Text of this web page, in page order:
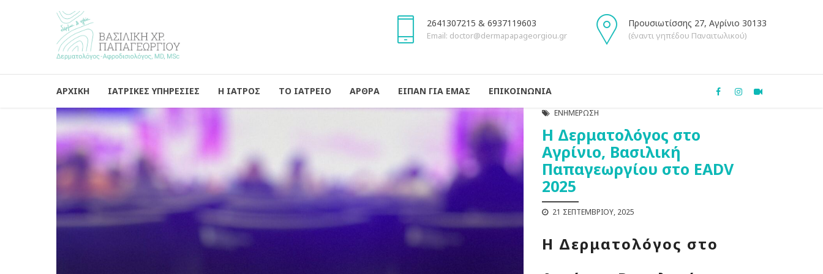
2641307215 & 6937119603
Email: doctor@dermapapageorgiou.gr
Προυσιωτίσσης 27, Αγρίνιο 30133
(έναντι γηπέδου Παναιτωλικού)
ΑΡΧΙΚΗ ΙΑΤΡΙΚΕΣ ΥΠΗΡΕΣΙΕΣ Η ΙΑΤΡΟΣ ΤΟ ΙΑΤΡΕΙΟ ΑΡΘΡΑ ΕΙΠΑΝ ΓΙΑ ΕΜΑΣ ΕΠΙΚΟΙΝΩΝΙΑ
ΕΝΗΜΈΡΩΣΗ
Η Δερματολόγος στο
Αγρίνιο, Βασιλική
Παπαγεωργίου στο EADV
2025
21 ΣΕΠΤΕΜΒΡΊΟΥ, 2025
Η Δερματολόγος στο